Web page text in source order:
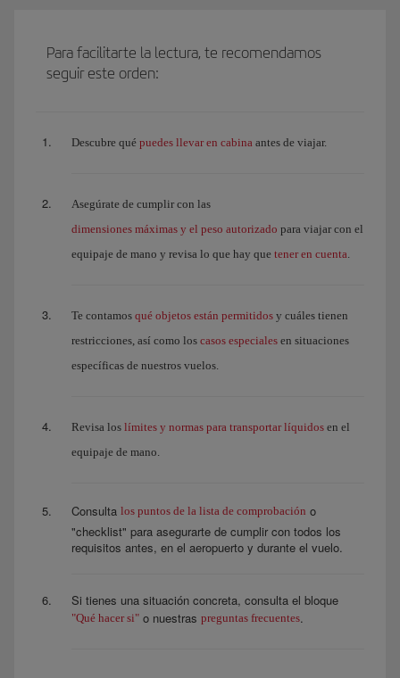
Para facilitarte la lectura, te recomendamos
seguir este orden:
Descubre qué puedes llevar en cabina antes de viajar.
Asegúrate de cumplir con las
dimensiones máximas y el peso autorizado para viajar con el
equipaje de mano y revisa lo que hay que tener en cuenta.
Te contamos qué objetos están permitidos y cuáles tienen
restricciones, así como los casos especiales en situaciones
específicas de nuestros vuelos.
Revisa los límites y normas para transportar líquidos en el
equipaje de mano.
Consulta los puntos de la lista de comprobación o
"checklist" para asegurarte de cumplir con todos los
requisitos antes, en el aeropuerto y durante el vuelo.
Si tienes una situación concreta, consulta el bloque
"Qué hacer si" o nuestras preguntas frecuentes.